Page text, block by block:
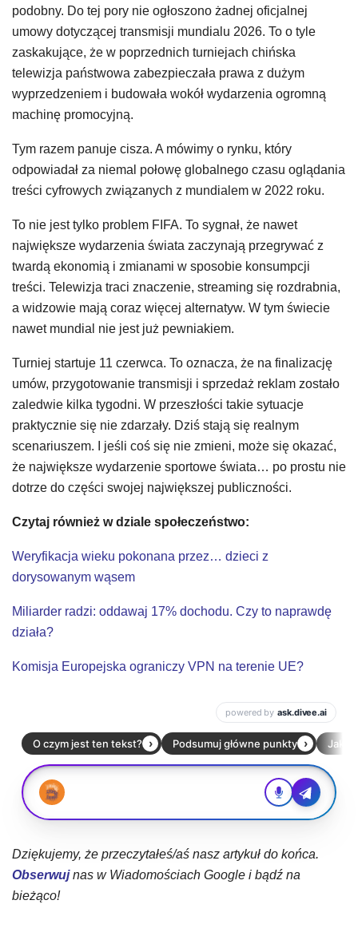
podobny. Do tej pory nie ogłoszono żadnej oficjalnej
umowy dotyczącej transmisji mundialu 2026. To o tyle
zaskakujące, że w poprzednich turniejach chińska
telewizja państwowa zabezpieczała prawa z dużym
wyprzedzeniem i budowała wokół wydarzenia ogromną
machinę promocyjną.
Tym razem panuje cisza. A mówimy o rynku, który
odpowiadał za niemal połowę globalnego czasu oglądania
treści cyfrowych związanych z mundialem w 2022 roku.
To nie jest tylko problem FIFA. To sygnał, że nawet
największe wydarzenia świata zaczynają przegrywać z
twardą ekonomią i zmianami w sposobie konsumpcji
treści. Telewizja traci znaczenie, streaming się rozdrabnia,
a widzowie mają coraz więcej alternatyw. W tym świecie
nawet mundial nie jest już pewniakiem.
Turniej startuje 11 czerwca. To oznacza, że na finalizację
umów, przygotowanie transmisji i sprzedaż reklam zostało
zaledwie kilka tygodni. W przeszłości takie sytuacje
praktycznie się nie zdarzały. Dziś stają się realnym
scenariuszem. I jeśli coś się nie zmieni, może się okazać,
że największe wydarzenie sportowe świata… po prostu nie
dotrze do części swojej największej publiczności.
Czytaj również w dziale społeczeństwo:
Weryfikacja wieku pokonana przez… dzieci z
dorysowanym wąsem
Miliarder radzi: oddawaj 17% dochodu. Czy to naprawdę
działa?
Komisja Europejska ograniczy VPN na terenie UE?
Dziękujemy, że przeczytałeś/aś nasz artykuł do końca.
Obserwujnas w Wiadomościach Google i bądź na
bieżąco!